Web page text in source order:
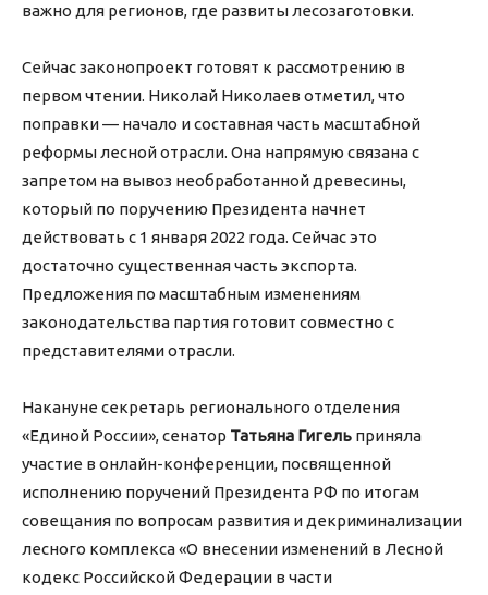
важно для регионов, где развиты лесозаготовки.
Сейчас законопроект готовят к рассмотрению в
первом чтении. Николай Николаев отметил, что
поправки — начало и составная часть масштабной
реформы лесной отрасли. Она напрямую связана с
запретом на вывоз необработанной древесины,
который по поручению Президента начнет
действовать с 1 января 2022 года. Сейчас это
достаточно существенная часть экспорта.
Предложения по масштабным изменениям
законодательства партия готовит совместно с
представителями отрасли.
Накануне секретарь регионального отделения
«Единой России», сенатор Татьяна Гигель приняла
участие в онлайн-конференции, посвященной
исполнению поручений Президента РФ по итогам
совещания по вопросам развития и декриминализации
лесного комплекса «О внесении изменений в Лесной
кодекс Российской Федерации в части